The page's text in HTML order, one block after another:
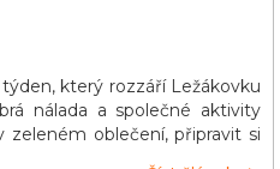
který rozzáří Ležákovku
nálada a společné aktivity
oblečení, připravit si